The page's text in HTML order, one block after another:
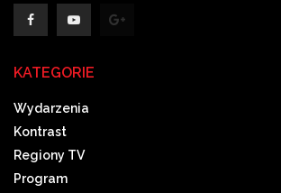
KATEGORIE
Wydarzenia
Kontrast
Regiony TV
Program